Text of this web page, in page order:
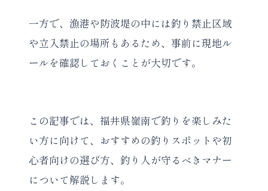
一方で、漁港や防波堤の中には釣り禁止区域
や立入禁止の場所もあるため、事前に現地ル
ールを確認しておくことが大切です。
この記事では、福井県嶺南で釣りを楽しみた
い方に向けて、おすすめの釣りスポットや初
心者向けの選び方、釣り人が守るべきマナー
について解説します。